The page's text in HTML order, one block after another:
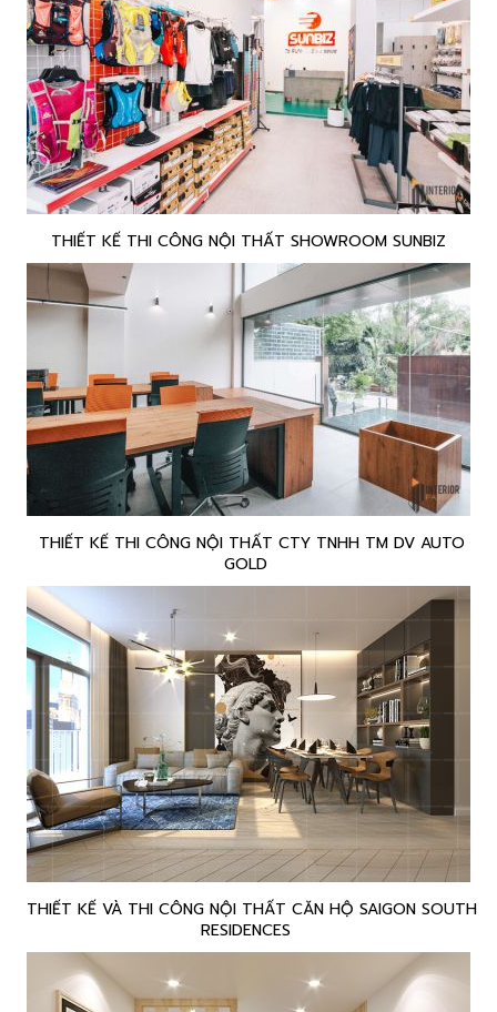
THIẾT KẾ THI CÔNG NỘI THẤT SHOWROOM SUNBIZ
THIẾT KẾ THI CÔNG NỘI THẤT CTY TNHH TM DV AUTO
GOLD
THIẾT KẾ VÀ THI CÔNG NỘI THẤT CĂN HỘ SAIGON SOUTH
RESIDENCES